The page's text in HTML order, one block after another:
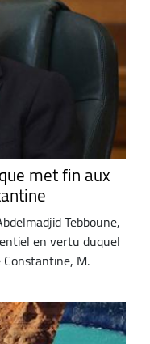
met fin aux
Tebboune,
en vertu duquel
M.